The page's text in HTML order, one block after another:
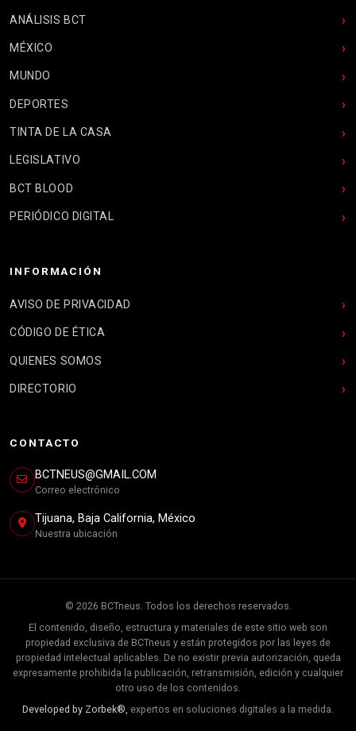
ANÁLISIS BCT
MÉXICO
MUNDO
DEPORTES
TINTA DE LA CASA
LEGISLATIVO
BCT BLOOD
PERIÓDICO DIGITAL
INFORMACIÓN
AVISO DE PRIVACIDAD
CÓDIGO DE ÉTICA
QUIENES SOMOS
DIRECTORIO
CONTACTO
BCTNEUS@GMAIL.COM
Correo electrónico
Tijuana, Baja California, México
Nuestra ubicación
© 2026 BCTneus. Todos los derechos reservados.
El contenido, diseño, estructura y materiales de este sitio web son
propiedad exclusiva de BCTneus y están protegidos por las leyes de
propiedad intelectual aplicables. De no existir previa autorización, queda
expresamente prohibida la publicación, retransmisión, edición y cualquier
otro uso de los contenidos.
Developed by Zorbek®, expertos en soluciones digitales a la medida.